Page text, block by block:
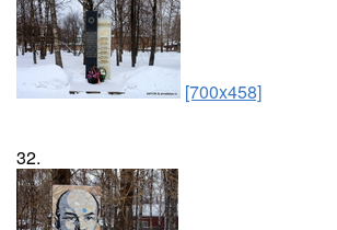
[700x458]
32.